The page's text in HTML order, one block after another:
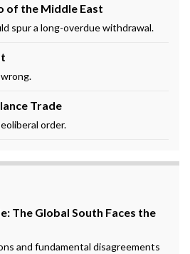
of the Middle East
spur a long-overdue withdrawal.
Trade
order.
The Global South Faces the
and fundamental disagreements